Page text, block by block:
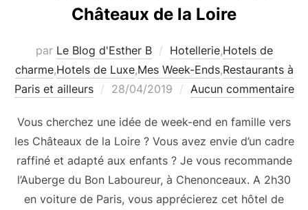
Châteaux de la Loire
par Le Blog d'Esther B Hotellerie,Hotels de
charme,Hotels de Luxe,Mes Week-Ends,Restaurants à
Paris et ailleurs
Publié
28/04/2019 Aucun commentaire
Vous cherchez une idée de week-end en famille vers
les Châteaux de la Loire ? Vous avez envie d’un cadre
raffiné et adapté aux enfants ? Je vous recommande
l’Auberge du Bon Laboureur, à Chenonceaux. A 2h30
en voiture de Paris, vous apprécierez cet hôtel de